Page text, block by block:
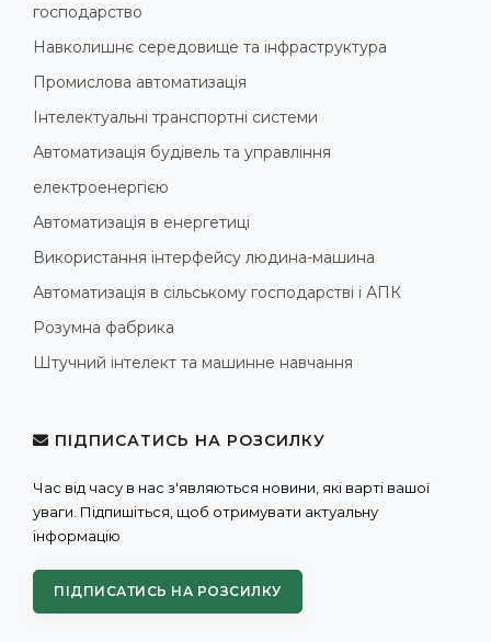
господарство
Навколишнє середовище та інфраструктура
Промислова автоматизація
Інтелектуальні транспортні системи
Автоматизація будівель та управління
електроенергією
Автоматизація в енергетиці
Використання інтерфейсу людина-машина
Автоматизація в сільському господарстві і АПК
Розумна фабрика
Штучний інтелект та машинне навчання
ПІДПИСАТИСЬ НА РОЗСИЛКУ
Час від часу в нас з'являються новини, які варті вашої
уваги. Підпишіться, щоб отримувати актуальну
інформацію
ПІДПИСАТИСЬ НА РОЗСИЛКУ